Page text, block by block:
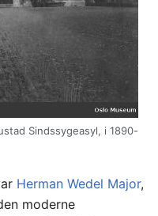
Sindssygeasyl, i 1890-
Herman Wedel Major,
moderne